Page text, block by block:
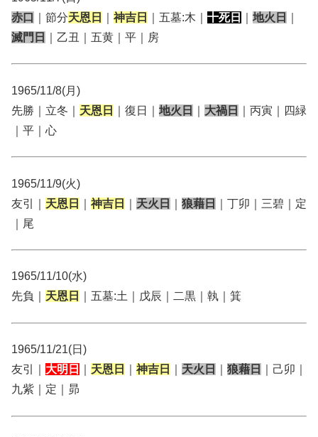
赤口
｜節分天恩日 神吉日 ｜五墓:木｜ 十死日 地火日
滅門日
｜乙丑｜五黄｜平｜房
1965/11/8(月)
先勝｜立冬｜ 天恩日 ｜復日｜ 地火日 大禍日
｜丙寅｜四緑
｜平｜心
1965/11/9(火)
友引｜ 天恩日 神吉日 天火日 狼藉日
｜丁卯｜三碧｜定
｜尾
1965/11/10(水)
先負｜ 天恩日 ｜五墓:土｜戊辰｜二黒｜執｜箕
1965/11/21(日)
友引｜ 大明日 天恩日 神吉日 天火日 狼藉日
｜己卯｜
九紫｜定｜昴